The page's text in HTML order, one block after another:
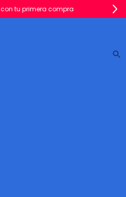
con tu primera compra